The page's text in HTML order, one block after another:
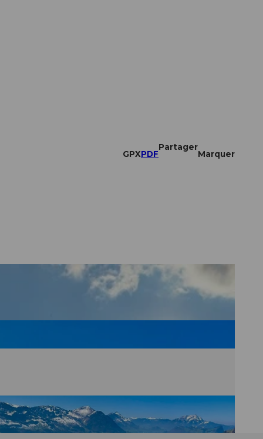
GPXPDF
Partager
Marquer